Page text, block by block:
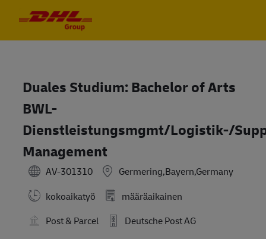
Duales Studium: Bachelor of Arts
BWL-
Dienstleistungsmgmt/Logistik-/
Management
AV-301310
Germering,Bayern,Germany
kokoaikatyö
määräaikainen
Post & Parcel
Deutsche Post AG